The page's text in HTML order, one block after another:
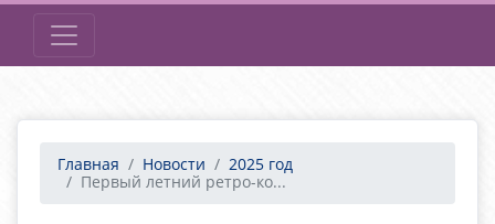
Главная Новости
2025 год
Первый летний ретро-ко...